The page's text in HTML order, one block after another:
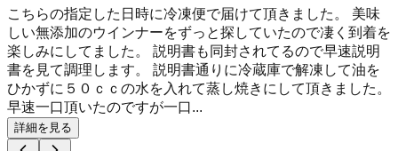
こちらの指定した日時に冷凍便で届けて頂きました。 美味
しい無添加のウインナーをずっと探していたので凄く到着を
楽しみにしてました。 説明書も同封されてるので早速説明
書を見て調理します。 説明書通りに冷蔵庫で解凍して油を
ひかずに５０ｃｃの水を入れて蒸し焼きにして頂きました。
早速一口頂いたのですが一口...
詳細を見る